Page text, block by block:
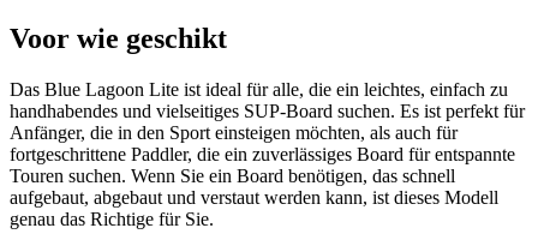
Voor wie geschikt
Das Blue Lagoon Lite ist ideal für alle, die ein leichtes, einfach zu
handhabendes und vielseitiges SUP-Board suchen. Es ist perfekt für
Anfänger, die in den Sport einsteigen möchten, als auch für
fortgeschrittene Paddler, die ein zuverlässiges Board für entspannte
Touren suchen. Wenn Sie ein Board benötigen, das schnell
aufgebaut, abgebaut und verstaut werden kann, ist dieses Modell
genau das Richtige für Sie.